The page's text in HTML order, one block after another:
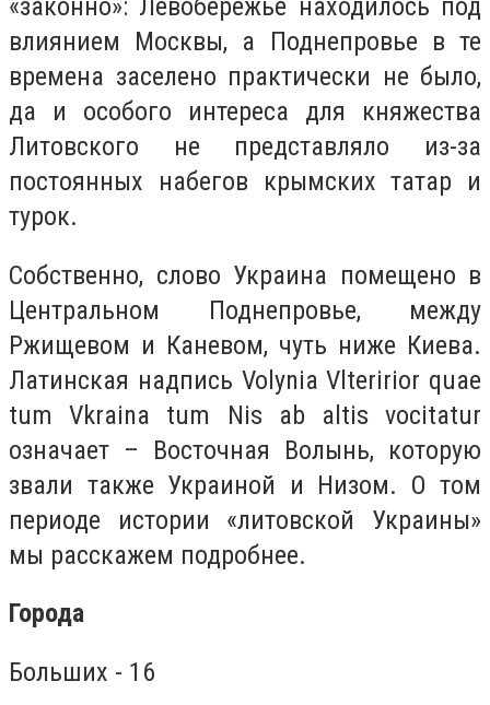
«законно»: Левобережье находилось под
влиянием Москвы, а Поднепровье в те
времена заселено практически не было,
да и особого интереса для княжества
Литовского не представляло из-за
постоянных набегов крымских татар и
турок.
Собственно, слово Украина помещено в
Центральном Поднепровье, между
Ржищевом и Каневом, чуть ниже Киева.
Латинская надпись Volynia Vlteririor quae
tum Vkraina tum Nis ab altis vocitatur
означает – Восточная Волынь, которую
звали также Украиной и Низом. О том
периоде истории «литовской Украины»
мы расскажем подробнее.
Города
Больших - 16